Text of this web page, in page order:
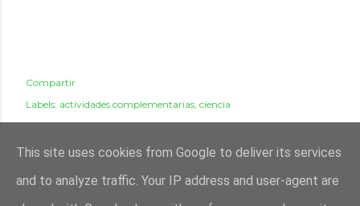
Compartir
Labels: actividades complementarias ciencia
This site uses cookies from Google to deliver its services
and to analyze traffic. Your IP address and user-agent are